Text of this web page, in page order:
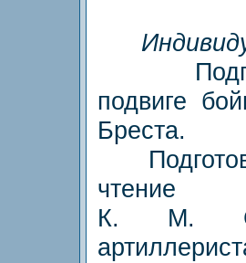
подвиге
Бреста.
чтение
К. М.